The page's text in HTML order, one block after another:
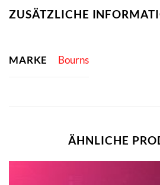
ZUSÄTZLICHE
MARKE Bourns
ÄHNLICHE